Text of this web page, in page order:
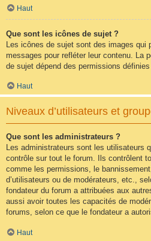
Haut
Que sont les icônes de sujet ?
Les icônes de sujet sont des images qui
messages pour refléter leur contenu. La
de sujet dépend des permissions définies
Haut
Niveaux d’utilisateurs et
Que sont les administrateurs ?
Les administrateurs sont les utilisateurs
contrôle sur tout le forum. Ils contrôlent
comme les permissions, le
d’utilisateurs ou de modérateurs, etc.,
fondateur du forum a attribuées aux
aussi avoir toutes les capacités de
forums, selon ce que le fondateur a
Haut